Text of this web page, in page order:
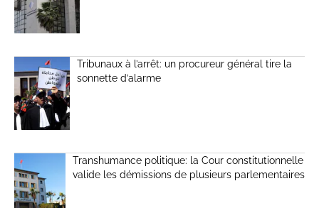
Tribunaux à l’arrêt: un procureur général tire la
sonnette d’alarme
Transhumance politique: la Cour constitutionnelle
valide les démissions de plusieurs parlementaires